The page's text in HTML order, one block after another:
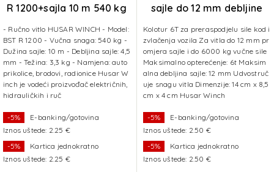
R 1200+sajla 10 m 540 kg
- Ručno vitlo HUSAR WINCH - Model:
BST R 1200 - Vučna snaga: 540 kg -
Dužina sajle: 10 m - Debljina sajle: 4,5
mm - Težina: 3,3 kg - Namjena: auto
prikolice, brodovi, radionice Husar W
inch je vodeći proizvođač električnih,
hidrauličkih i ruč
-5%
E-banking/gotovina
Iznos uštede: 2.25 €
-5%
Kartica jednokratno
Iznos uštede: 2.25 €
sajle do 12 mm debljine
Kolotur 6T za preraspodjelu sile kod i
zvlačenja vozila Za vitla do 12 mm pr
omjera sajle i do 6000 kg vučne sile
Maksimalno opterećenje: 6t Maksim
alna debljina sajle: 12 mm Udvostruč
uje snagu vitla Dimenzije: 14 cm x 8,5
cm x 4 cm Husar Winch
-5%
E-banking/gotovina
Iznos uštede: 2.50 €
-5%
Kartica jednokratno
Iznos uštede: 2.50 €